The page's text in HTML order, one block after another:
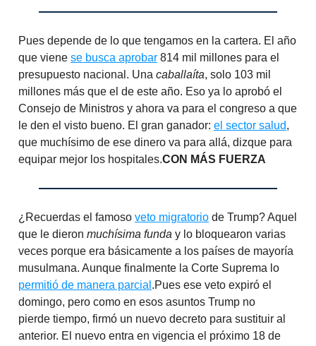
Pues depende de lo que tengamos en la cartera. El año
que viene se busca aprobar 814 mil millones para el
presupuesto nacional. Una caballaíta, solo 103 mil
millones más que el de este año. Eso ya lo aprobó el
Consejo de Ministros y ahora va para el congreso a que
le den el visto bueno. El gran ganador: el sector salud,
que muchísimo de ese dinero va para allá, dizque para
equipar mejor los hospitales.CON MÁS FUERZA
¿Recuerdas el famoso veto migratorio de Trump? Aquel
que le dieron muchísima funda y lo bloquearon varias
veces porque era básicamente a los países de mayoría
musulmana. Aunque finalmente la Corte Suprema lo
permitió de manera parcial .Pues ese veto expiró el
domingo, pero como en esos asuntos Trump no
pierde tiempo, firmó un nuevo decreto para sustituir al
anterior. El nuevo entra en vigencia el próximo 18 de